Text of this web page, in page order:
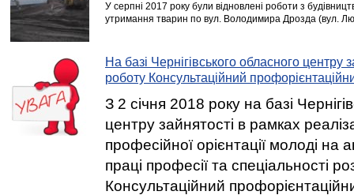
У серпні 2017 року були відновлені роботи з
утримання тварин по вул. Володимира Дрозда (вул.
На базі Чернігівського обласного центру
роботу Консультаційний
З 2 січня 2018 року на базі
центру зайнятості в рамках
професійної орієнтації молоді на
праці професії та спеціальності
Консультаційний